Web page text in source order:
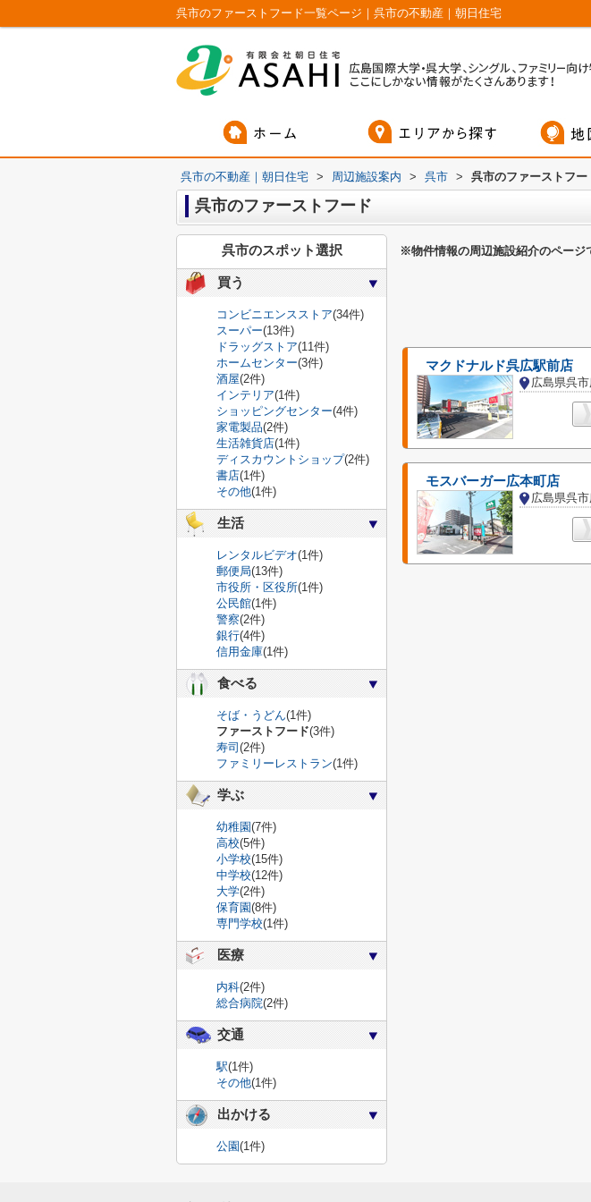
呉市のファーストフード一覧ページ｜呉市の不動産｜朝日住宅
呉市の不動産｜朝日住宅 > 周辺施設案内 > 呉市 > 呉市のファーストフー
呉市のファーストフード
※物件情報の周辺施設紹介のページ
マクドナルド呉広駅前店
広島県呉
モスバーガー広本町店
広島県呉
呉市のスポット選択
買う
コンビニエンスストア(34件)
スーパー(13件)
ドラッグストア(11件)
ホームセンター(3件)
酒屋(2件)
インテリア(1件)
ショッピングセンター(4件)
家電製品(2件)
生活雑貨店(1件)
ディスカウントショップ(2件)
書店(1件)
その他(1件)
生活
レンタルビデオ(1件)
郵便局(13件)
市役所・区役所(1件)
公民館(1件)
警察(2件)
銀行(4件)
信用金庫(1件)
食べる
そば・うどん(1件)
ファーストフード(3件)
寿司 (2件)
ファミリーレストラン(1件)
学ぶ
幼稚園(7件)
高校(5件)
小学校(15件)
中学校(12件)
大学(2件)
保育園(8件)
専門学校(1件)
医療
内科(2件)
総合病院(2件)
交通
駅(1件)
その他(1件)
出かける
公園(1件)